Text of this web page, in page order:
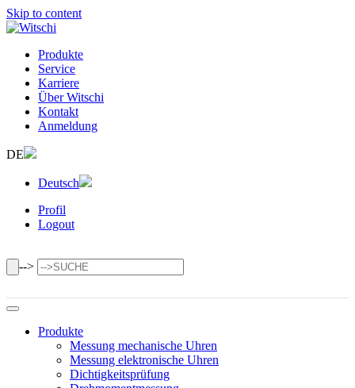
Skip to content
Produkte
Service
Karriere
Über Witschi
Kontakt
Anmeldung
DE
Deutsch
Profil
Logout
-->
Produkte
Messung mechanische Uhren
Messung elektronische Uhren
Dichtigkeitsprüfung